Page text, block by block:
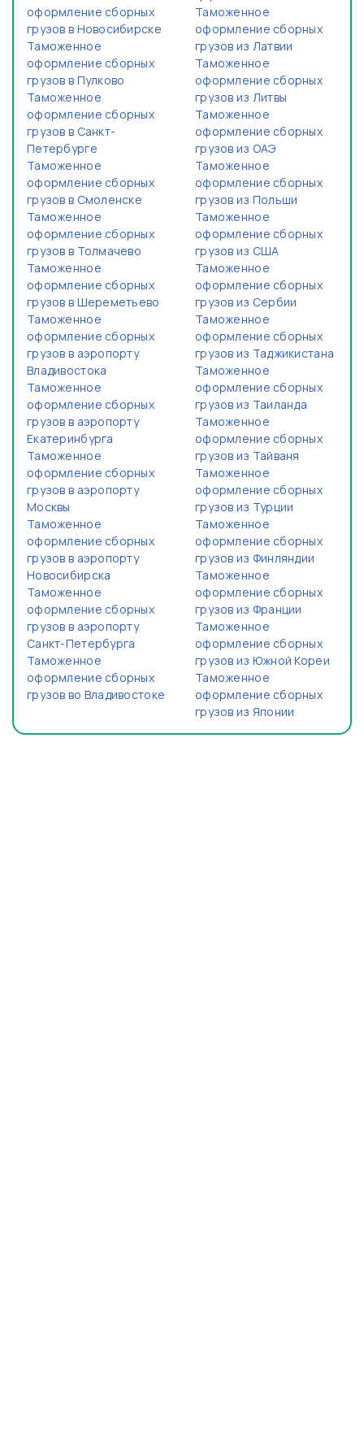
оформление сборных
грузов в Новосибирске
Таможенное
оформление сборных
грузов в Пулково
Таможенное
оформление сборных
грузов в Санкт-
Петербурге
Таможенное
оформление сборных
грузов в Смоленске
Таможенное
оформление сборных
грузов в Толмачево
Таможенное
оформление сборных
грузов в Шереметьево
Таможенное
оформление сборных
грузов в аэропорту
Владивостока
Таможенное
оформление сборных
грузов в аэропорту
Екатеринбурга
Таможенное
оформление сборных
грузов в аэропорту
Москвы
Таможенное
оформление сборных
грузов в аэропорту
Новосибирска
Таможенное
оформление сборных
грузов в аэропорту
Санкт-Петербурга
Таможенное
оформление сборных
грузов во Владивостоке
Таможенное
оформление сборных
грузов из Латвии
Таможенное
оформление сборных
грузов из Литвы
Таможенное
оформление сборных
грузов из ОАЭ
Таможенное
оформление сборных
грузов из Польши
Таможенное
оформление сборных
грузов из США
Таможенное
оформление сборных
грузов из Сербии
Таможенное
оформление сборных
грузов из Таджикистана
Таможенное
оформление сборных
грузов из Таиланда
Таможенное
оформление сборных
грузов из Тайваня
Таможенное
оформление сборных
грузов из Турции
Таможенное
оформление сборных
грузов из Финляндии
Таможенное
оформление сборных
грузов из Франции
Таможенное
оформление сборных
грузов из Южной Кореи
Таможенное
оформление сборных
грузов из Японии